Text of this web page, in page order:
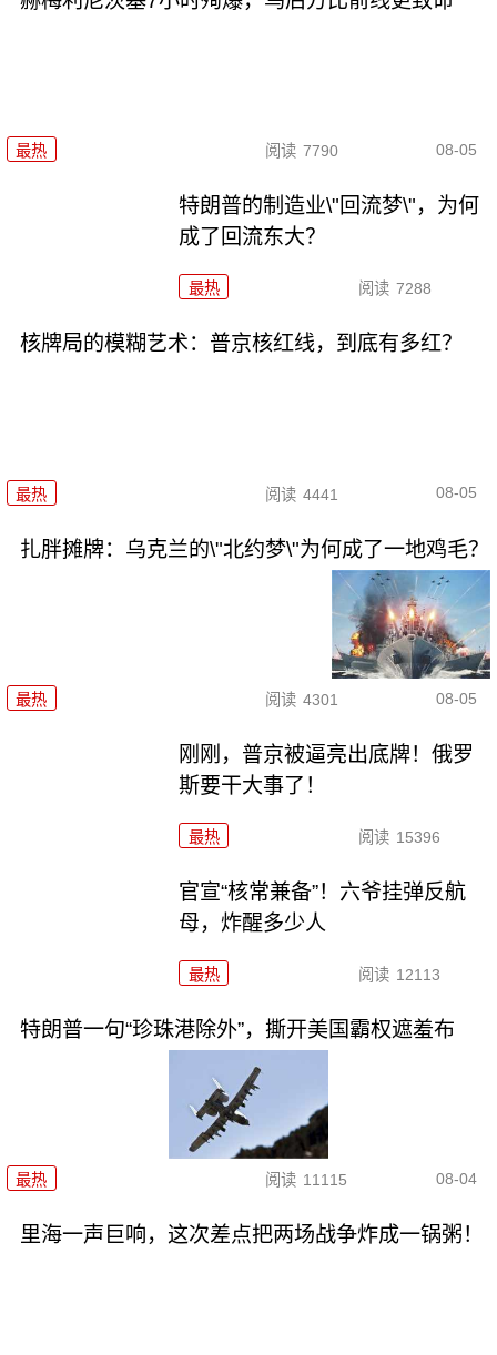
最热 阅读 7790 08-05
特朗普的制造业\"回流梦\"，为何
成了回流东大？
最热 阅读 7288
核牌局的模糊艺术：普京核红线，到底有多红？
最热 阅读 4441 08-05
扎胖摊牌：乌克兰的\"北约梦\"为何成了一地鸡毛？
最热 阅读 4301 08-05
刚刚，普京被逼亮出底牌！俄罗
斯要干大事了！
最热 阅读 15396
官宣“核常兼备”！六爷挂弹反航
母，炸醒多少人
最热 阅读 12113
特朗普一句“珍珠港除外”，撕开美国霸权遮羞布
最热 阅读 11115 08-04
里海一声巨响，这次差点把两场战争炸成一锅粥！